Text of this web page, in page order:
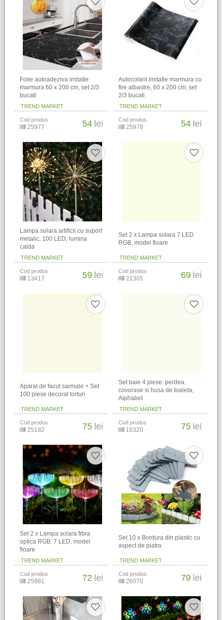
Folie autoadeziva imitatie
marmura 60 x 200 cm, set 2/3
bucati
TREND MARKET
Cod produs
25977 54 lei
Autocolant imitatie marmura cu
fire albastre, 60 x 200 cm, set
2/3 bucati
TREND MARKET
Cod produs
25978 54 lei
Lampa solara artificii cu suport
metalic, 100 LED, lumina
calda
TREND MARKET
Cod produs
13417 59 lei
Set 2 x Lampa solara 7 LED
RGB, model floare
TREND MARKET
Cod produs
21305 69 lei
Aparat de facut sarmale + Set
100 piese decorat torturi
TREND MARKET
Cod produs
25182 75 lei
Set baie 4 piese: perdea,
covorase si husa de toaleta,
Alphabet
TREND MARKET
Cod produs
16320 75 lei
Set 2 x Lampa solara fibra
optica RGB, 7 LED, model
floare
TREND MARKET
Cod produs
25881 72 lei
Set 10 x Bordura din plastic cu
aspect de piatra
TREND MARKET
Cod produs
26070 79 lei